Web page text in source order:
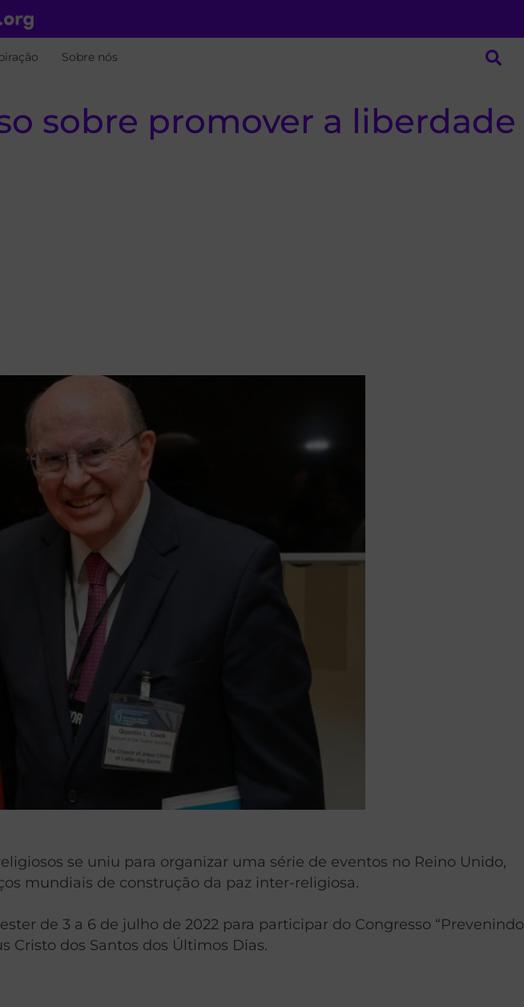
Sobre nós
sobre promover a liberdade
se uniu para organizar uma série de eventos no Reino Unido,
mundiais de construção da paz inter-religiosa.
de 3 a 6 de julho de 2022 para participar do Congresso “Prevenindo
Cristo dos Santos dos Últimos Dias.